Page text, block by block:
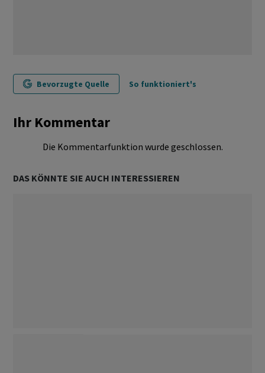
Bevorzugte Quelle So funktioniert's
Ihr Kommentar
Die Kommentarfunktion wurde geschlossen.
DAS KÖNNTE SIE AUCH INTERESSIEREN